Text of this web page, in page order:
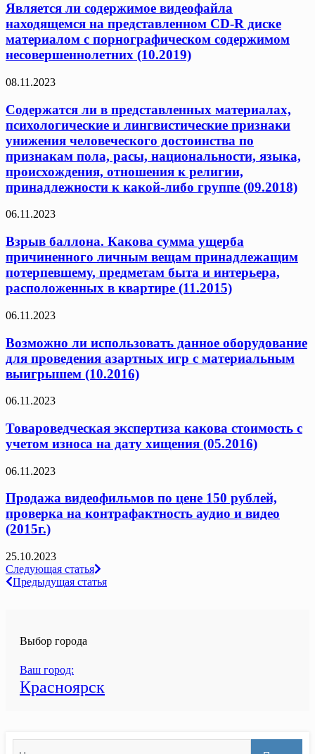
Является ли содержимое видеофайла
находящемся на представленном CD-R диске
материалом с порнографическом содержимом
несовершеннолетних (10.2019)
08.11.2023
Содержатся ли в представленных материалах,
психологические и лингвистические признаки
унижения человеческого достоинства по
признакам пола, расы, национальности, языка,
происхождения, отношения к религии,
принадлежности к какой-либо группе (09.2018)
06.11.2023
Взрыв баллона. Какова сумма ущерба
причиненного личным вещам принадлежащим
потерпевшему, предметам быта и интерьера,
расположенных в квартире (11.2015)
06.11.2023
Возможно ли использовать данное оборудование
для проведения азартных игр с материальным
выигрышем (10.2016)
06.11.2023
Товароведческая экспертиза какова стоимость с
учетом износа на дату хищения (05.2016)
06.11.2023
Продажа видеофильмов по цене 150 рублей,
проверка на контрафактность аудио и видео
(2015г.)
25.10.2023
Навигация
по
Следующая статья
Предыдущая статья
Выбор города
Ваш город:
Красноярск